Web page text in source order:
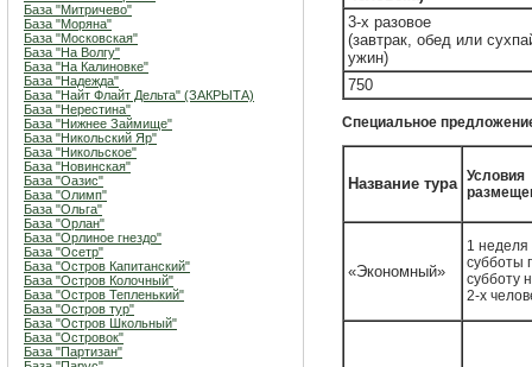
База "Митричево"
База "Моряна"
База "Московская"
База "На Волгу"
База "На Калиновке"
База "Надежда"
База "Найт Флайт Дельта" (ЗАКРЫТА)
База "Нерестина"
База "Нижнее Займище"
База "Никольский Яр"
База "Никольское"
База "Новинская"
База "Оазис"
База "Олимп"
База "Ольга"
База "Орлан"
База "Орлиное гнездо"
База "Осетр"
База "Остров Капитанский"
База "Остров Колочный"
База "Остров Тепленький"
База "Остров тур"
База "Остров Школьный"
База "Островок"
База "Партизан"
3-х разовое
(завтрак, обед или
ужин)
750
Специальное
Название тура Условия
«Экономный»
1 неделя
субботы
субботу
2-х